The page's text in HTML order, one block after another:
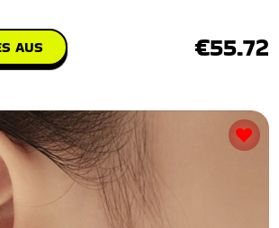
AUS €55.72